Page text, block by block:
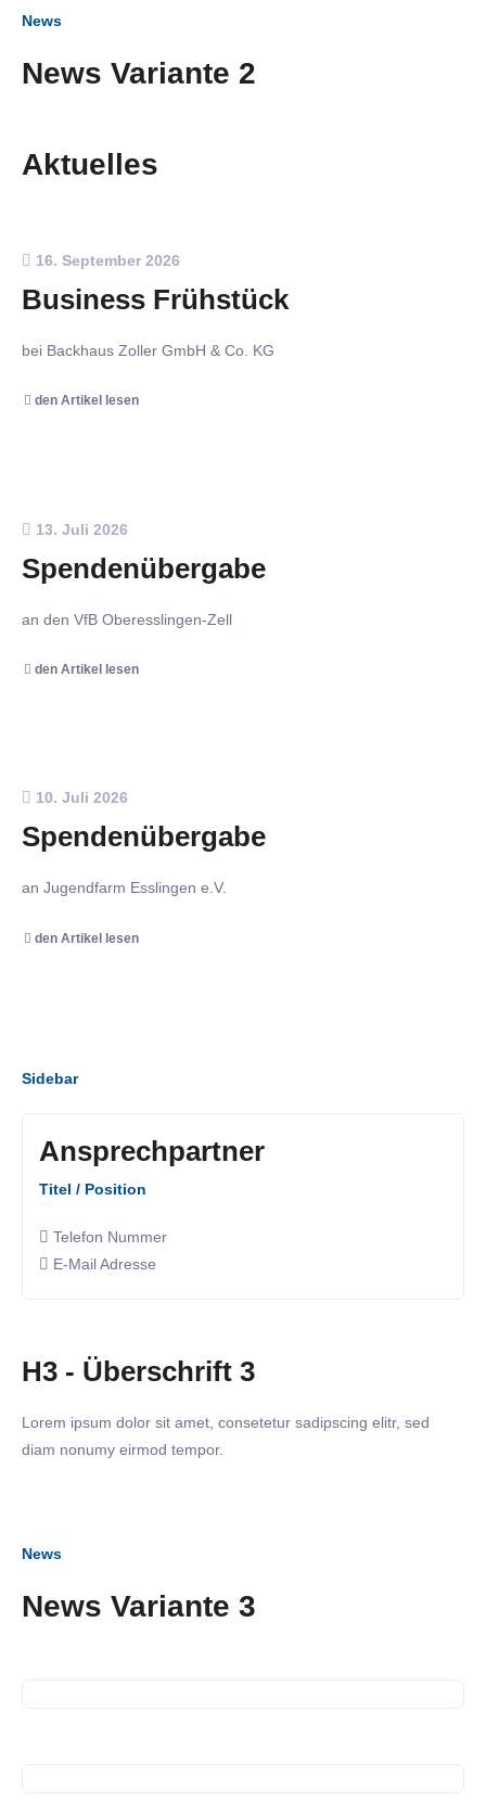
News
News Variante 2
Aktuelles
16. September 2026
Business Frühstück
bei Backhaus Zoller GmbH & Co. KG
den Artikel lesen
13. Juli 2026
Spendenübergabe
an den VfB Oberesslingen-Zell
den Artikel lesen
10. Juli 2026
Spendenübergabe
an Jugendfarm Esslingen e.V.
den Artikel lesen
Sidebar
Ansprechpartner
Titel / Position
Telefon Nummer
E-Mail Adresse
H3 - Überschrift 3
Lorem ipsum dolor sit amet, consetetur sadipscing elitr, sed
diam nonumy eirmod tempor.
News
News Variante 3